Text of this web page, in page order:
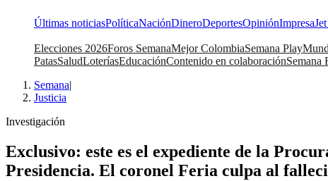
Últimas noticiasPolíticaNaciónDineroDeportesOpiniónImpresa
Elecciones 2026Foros SemanaMejor ColombiaSemana Play
PatasSaludLoteríasEducaciónContenido en colaboraciónSemana
Semana|
Justicia
Investigación
Exclusivo: este es el expediente de la
Presidencia. El coronel Feria culpa al